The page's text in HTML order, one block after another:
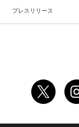
プレスリリース